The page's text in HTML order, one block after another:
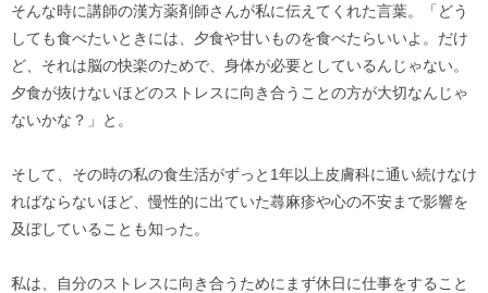
そんな時に講師の漢方薬剤師さんが私に伝えてくれた言葉。「どう
しても食べたいときには、夕食や甘いものを食べたらいいよ。だけ
ど、それは脳の快楽のためで、身体が必要としているんじゃない。
夕食が抜けないほどのストレスに向き合うことの方が大切なんじゃ
ないかな？」と。
そして、その時の私の食生活がずっと1年以上皮膚科に通い続けなけ
ればならないほど、慢性的に出ていた蕁麻疹や心の不安まで影響を
及ぼしていることも知った。
私は、自分のストレスに向き合うためにまず休日に仕事をすること